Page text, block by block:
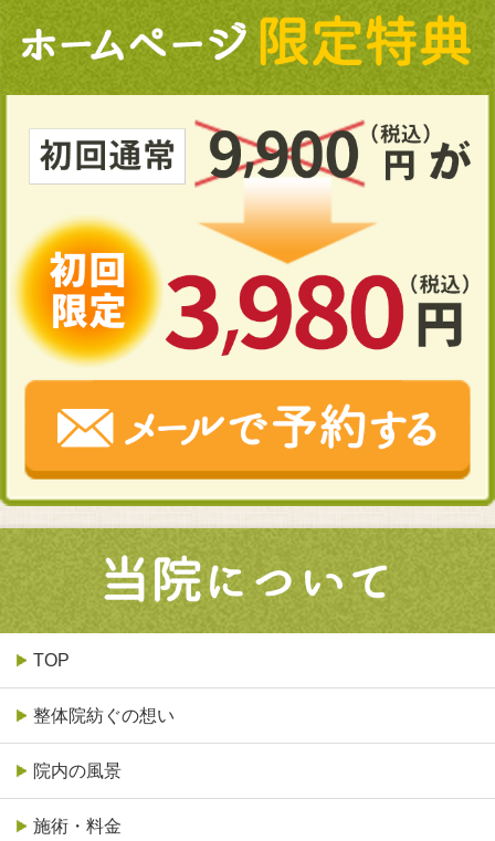
TOP
整体院紡ぐの想い
院内の風景
施術・料金